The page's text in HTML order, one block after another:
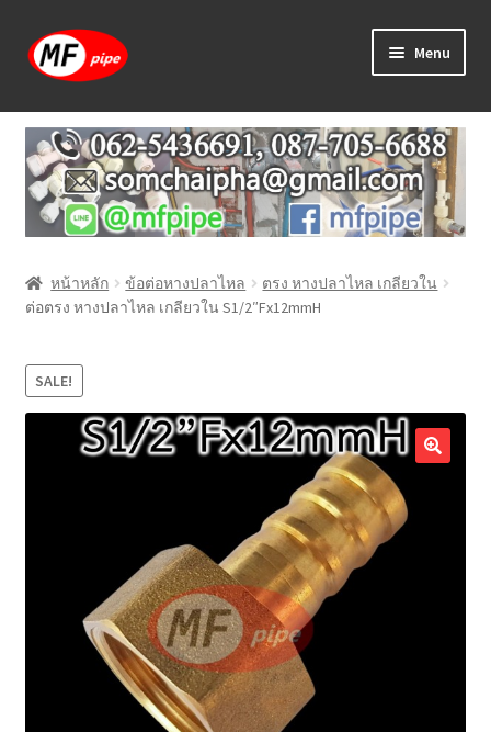
Skip
to
Skip
to
Menu
หน้าแรก
ร้านค้า
วิธีการเดินท่อ PAP
บทความ
แจ้งชำระเงิน
ติดต่อเรา
หน้าหลัก ข้อต่อหางปลาไหล
ตรง หางปลาไหล เกลียวใน
ต่อตรง หางปลาไหล เกลียวใน S1/2″Fx12mmH
SALE!